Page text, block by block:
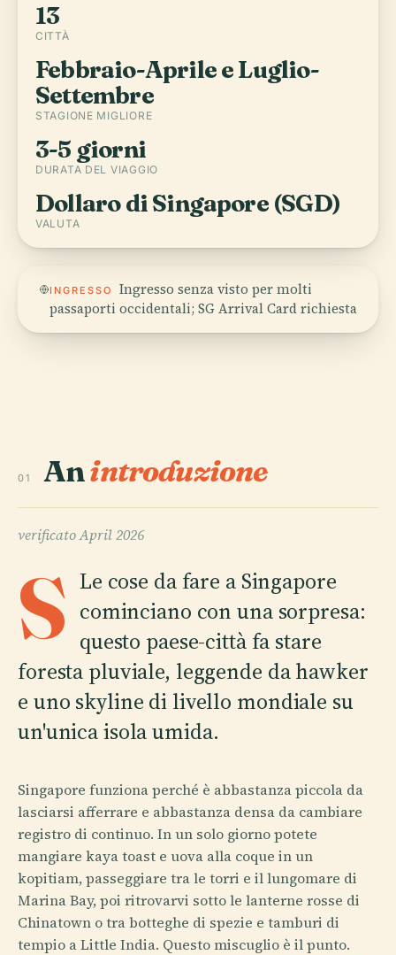
13
CITTÀ
Febbraio-Aprile e Luglio-
Settembre
STAGIONE MIGLIORE
3-5 giorni
DURATA DEL VIAGGIO
Dollaro di Singapore (SGD)
VALUTA
INGRESSO
Ingresso senza visto per molti
passaporti occidentali; SG Arrival Card richiesta
01 Anintroduzione
verificatoApril 2026
S Le cose da fare a Singapore
cominciano con una sorpresa:
questo paese-città fa stare
foresta pluviale, leggende da hawker
e uno skyline di livello mondiale su
un'unica isola umida.
Singapore funziona perché è abbastanza piccola da
lasciarsi afferrare e abbastanza densa da cambiare
registro di continuo. In un solo giorno potete
mangiare kaya toast e uova alla coque in un
kopitiam, passeggiare tra le torri e il lungomare di
Marina Bay, poi ritrovarvi sotto le lanterne rosse di
Chinatown o tra botteghe di spezie e tamburi di
tempio a Little India. Questo miscuglio è il punto.